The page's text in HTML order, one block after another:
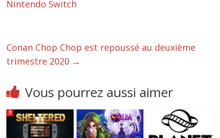
Nintendo Switch
Conan Chop Chop est repoussé au deuxième
trimestre 2020 →
Vous pourrez aussi aimer